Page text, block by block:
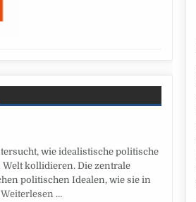
wie idealistische politische
kollidieren. Die zentrale
politischen Idealen, wie sie in
Weiterlesen …